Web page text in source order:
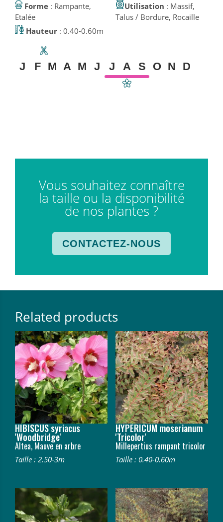
Forme : Rampante,
Etalée
Hauteur : 0.40-0.60m
Utilisation : Massif,
Talus / Bordure, Rocaille
J F M A M J J A S O N D
Vous souhaitez connaître
la taille ou la disponibilité
de nos plantes ?
CONTACTEZ-NOUS
Related products
HIBISCUS syriacus
'Woodbridge'
Altea, Mauve en arbre
Taille : 2.50-3m
HYPERICUM moserianum
'Tricolor'
Millepertius rampant tricolor
Taille : 0.40-0.60m